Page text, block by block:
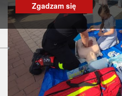
Zgadzam się